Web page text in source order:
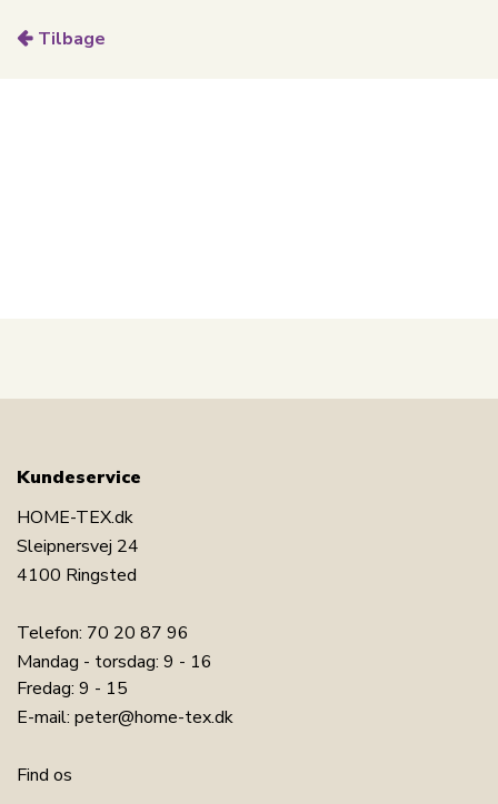
Tilbage
Kundeservice
HOME-TEX.dk
Sleipnersvej 24
4100 Ringsted
Telefon: 70 20 87 96
Mandag - torsdag: 9 - 16
Fredag: 9 - 15
E-mail: peter@home-tex.dk
Find os